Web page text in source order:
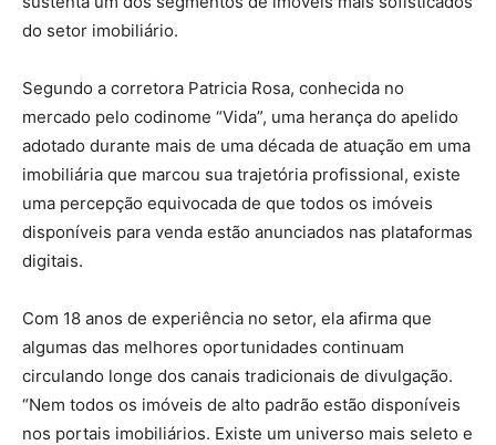
do setor imobiliário.
Segundo a corretora Patricia Rosa, conhecida no
mercado pelo codinome “Vida”, uma herança do apelido
adotado durante mais de uma década de atuação em uma
imobiliária que marcou sua trajetória profissional, existe
uma percepção equivocada de que todos os imóveis
disponíveis para venda estão anunciados nas plataformas
digitais.
Com 18 anos de experiência no setor, ela afirma que
algumas das melhores oportunidades continuam
circulando longe dos canais tradicionais de divulgação.
“Nem todos os imóveis de alto padrão estão disponíveis
nos portais imobiliários. Existe um universo mais seleto e